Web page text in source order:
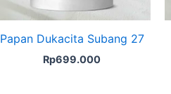
Papan Dukacita Subang 27
Rp699.000